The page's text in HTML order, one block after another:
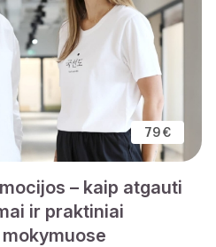
79 €
– kaip atgauti
ir praktiniai